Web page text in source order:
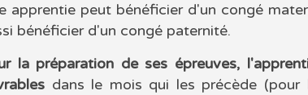
apprentie peut bénéficier d'un congé
bénéficier d'un congé paternité.
la préparation de ses épreuves,
dans le mois qui les précède (pour